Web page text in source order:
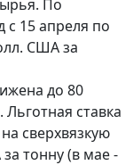
По
с 15 апреля по
США за
до 80
ставка
сверхвязкую
тонну (в мае -